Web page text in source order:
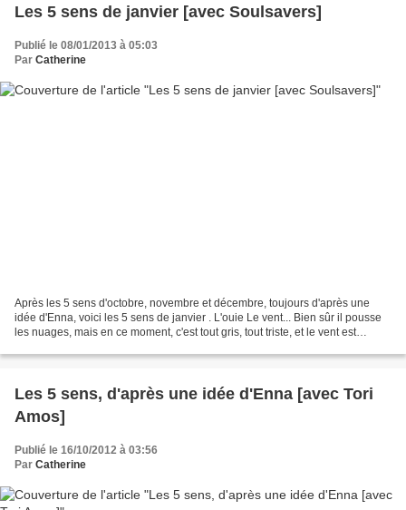
Les 5 sens de janvier [avec Soulsavers]
Publié le 08/01/2013 à 05:03
Par Catherine
Après les 5 sens d'octobre, novembre et décembre, toujours d'après une
idée d'Enna, voici les 5 sens de janvier . L'ouie Le vent... Bien sûr il pousse
les nuages, mais en ce moment, c'est tout gris, tout triste, et le vent est
Les 5 sens, d'après une idée d'Enna [avec Tori
Amos]
Publié le 16/10/2012 à 03:56
Par Catherine